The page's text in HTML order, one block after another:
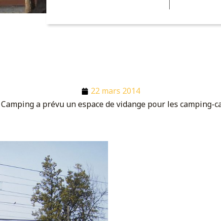
22 mars 2014
a prévu un espace de vidange pour les camping-